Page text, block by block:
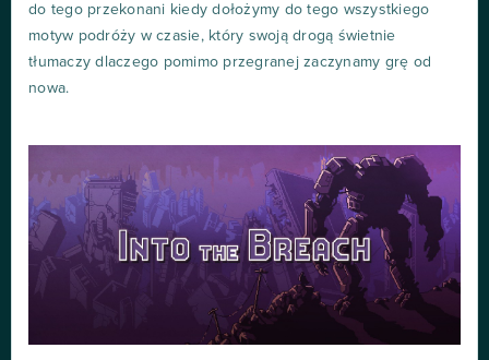
do tego przekonani kiedy dołożymy do tego wszystkiego
motyw podróży w czasie, który swoją drogą świetnie
tłumaczy dlaczego pomimo przegranej zaczynamy grę od
nowa.